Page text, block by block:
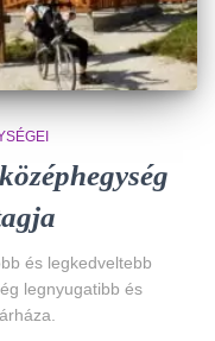
és legkedveltebb
legnyugatibb és